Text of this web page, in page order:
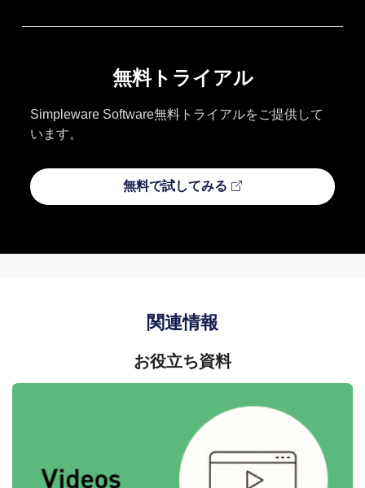
無料トライアル
Simpleware Software無料トライアルをご提供して
います。
無料で試してみる
関連情報
お役立ち資料